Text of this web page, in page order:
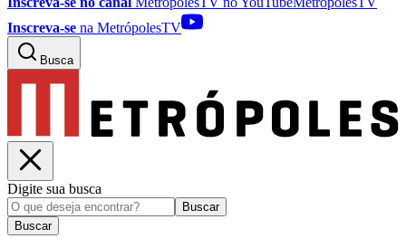
Inscreva-se na MetrópolesTV
Busca
Digite sua busca
Buscar
Buscar